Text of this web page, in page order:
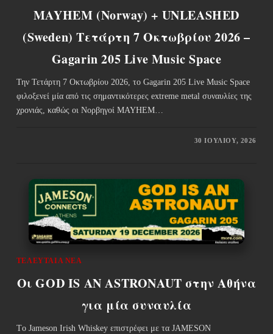
MAYHEM (Norway) + UNLEASHED
(Sweden) Τετάρτη 7 Οκτωβρίου 2026 –
Gagarin 205 Live Music Space
Την Τετάρτη 7 Οκτωβρίου 2026, το Gagarin 205 Live Music Space
φιλοξενεί μία από τις σημαντικότερες extreme metal συναυλίες της
χρονιάς, καθώς οι Νορβηγοί MAYHEM…
30 ΙΟΥΛΊΟΥ, 2026
ΤΕΛΕΥΤΑΊΑ ΝΈΑ
Οι GOD IS AN ASTRONAUT στην Αθήνα
για μία συναυλία
Τo Jameson Irish Whiskey επιστρέφει με τα JAMESON